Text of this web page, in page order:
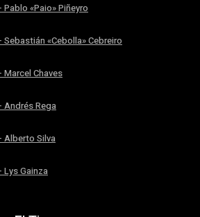
«Paio» Piñeyro
«Cebolla» Cebreiro
Marcel Chaves
Andrés Rega
Alberto Silva
Lys Gainza